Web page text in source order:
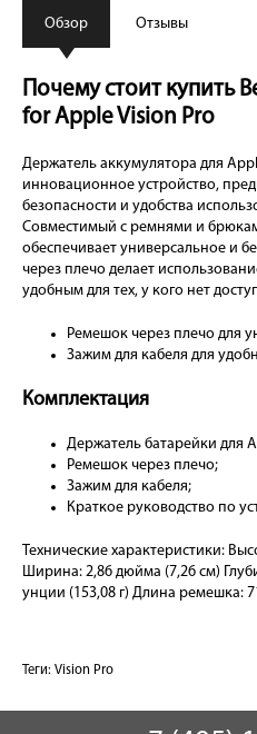
Обзор Отзывы
Почему стоит купить
for Apple Vision Pro
Держатель аккумулятора для
инновационное устройство,
безопасности и удобства
Совместимый с ремнями и
обеспечивает универсальное и
через плечо делает
удобным для тех, у кого нет
Ремешок через плечо для
Зажим для кабеля для
Комплектация
Держатель батарейки для
Ремешок через плечо;
Зажим для кабеля;
Краткое руководство по
Технические характеристики:
Ширина: 2,86 дюйма (7,26 см)
унции (153,08 г) Длина ремешка:
Теги: Vision Pro